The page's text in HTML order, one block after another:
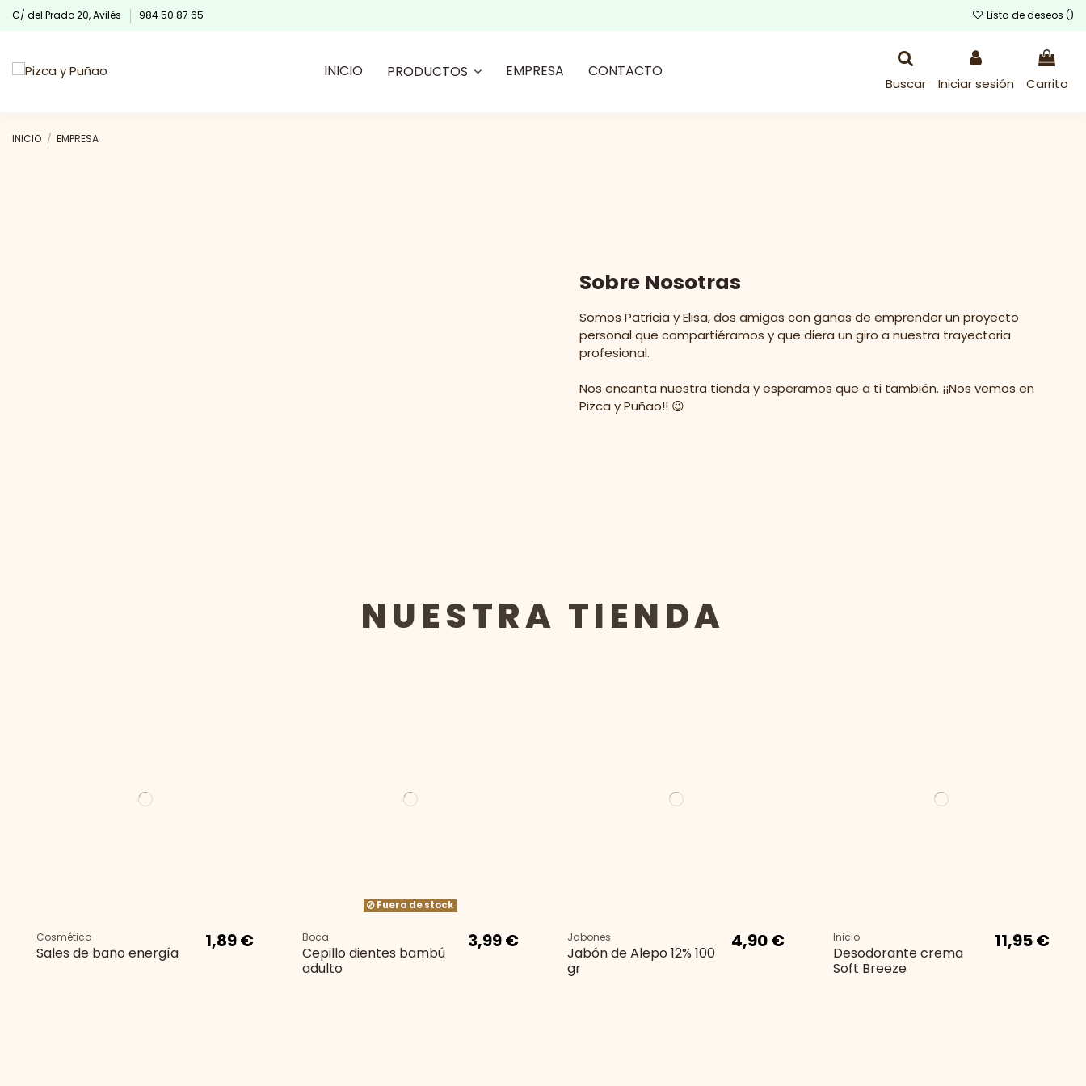
C/ del Prado 20, Avilés 984 50 87 65 Lista de deseos ()
INICIO PRODUCTOS EMPRESA CONTACTO
Buscar Iniciar sesión Carrito
INICIO EMPRESA
Sobre Nosotras
Somos Patricia y Elisa, dos amigas con ganas de emprender un proyecto
personal que compartiéramos y que diera un giro a nuestra trayectoria
profesional.
Nos encanta nuestra tienda y esperamos que a ti también. ¡¡Nos vemos en
Pizca y Puñao!! 😉
NUESTRA TIENDA
Cosmética
Sales de baño energía
1,89 €
Fuera de stock
Boca
Cepillo dientes bambú
adulto
3,99 € Jabones
Jabón de Alepo 12% 100
gr
4,90 € Inicio
Desodorante crema
Soft Breeze
11,95 €